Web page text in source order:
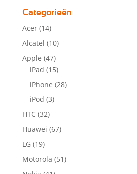
Categorieën
Acer (14)
Alcatel (10)
Apple (47)
iPad (15)
iPhone (28)
iPod (3)
HTC (32)
Huawei (67)
LG (19)
Motorola (51)